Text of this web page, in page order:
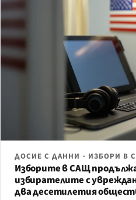
ДОСИЕ С ДАННИ · ИЗБОРИ В
Изборите в САЩ
избирателите с
два десетилетия